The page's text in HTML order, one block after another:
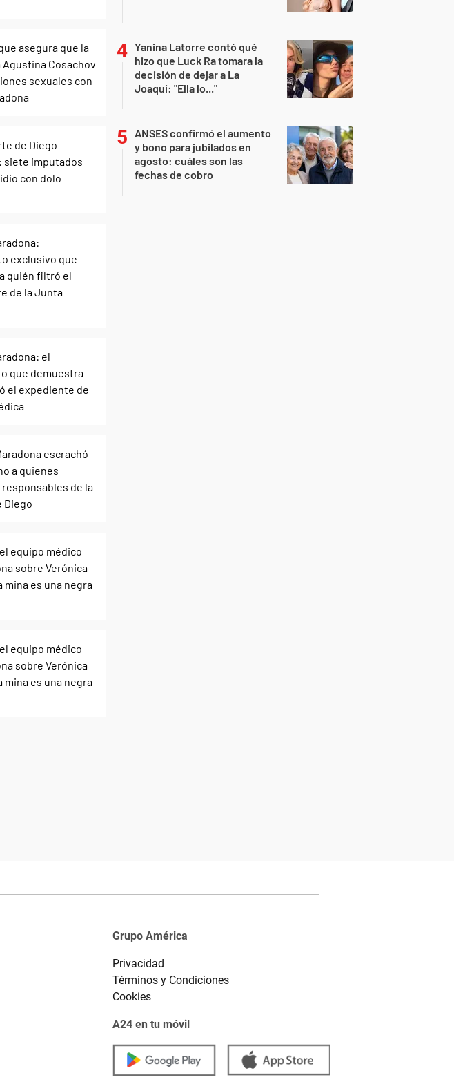
Yanina Latorre contó qué
hizo que Luck Ra tomara la
decisión de dejar a La
Joaqui: "Ella lo..."
ANSES confirmó el aumento
y bono para jubilados en
agosto: cuáles son las
fechas de cobro
Grupo América
Privacidad
Términos y Condiciones
Cookies
A24 en tu móvil